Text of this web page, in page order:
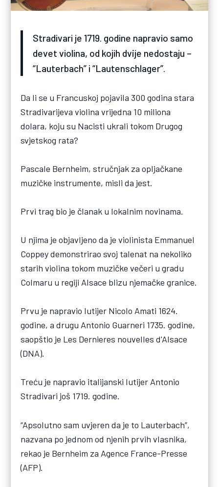
Stradivari je 1719. godine napravio samo
devet violina, od kojih dvije nedostaju –
“Lauterbach” i “Lautenschlager”.
Da li se u Francuskoj pojavila 300 godina stara
Stradivarijeva violina vrijedna 10 miliona
dolara, koju su Nacisti ukrali tokom Drugog
svjetskog rata?
Pascale Bernheim, stručnjak za opljačkane
muzičke instrumente, misli da jest.
Prvi trag bio je članak u lokalnim novinama.
U njima je objavljeno da je violinista Emmanuel
Coppey demonstrirao svoj talenat na nekoliko
starih violina tokom muzičke večeri u gradu
Colmaru u regiji Alsace blizu njemačke granice.
Prvu je napravio lutijer Nicolo Amati 1624.
godine, a drugu Antonio Guarneri 1735. godine,
saopštio je Les Dernieres nouvelles d'Alsace
(DNA).
Treću je napravio italijanski lutijer Antonio
Stradivari još 1719. godine.
“Apsolutno sam uvjeren da je to Lauterbach”,
nazvana po jednom od njenih prvih vlasnika,
rekao je Bernheim za Agence France-Presse
(AFP).